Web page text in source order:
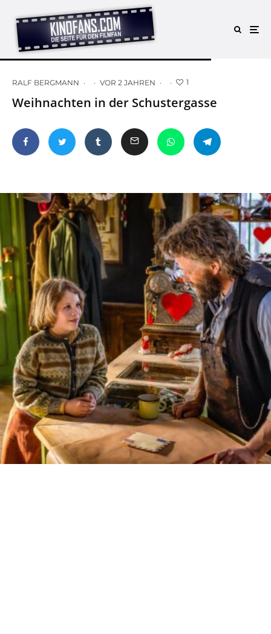
RALF BERGMANN · · VOR 2 JAHREN · · 1
Weihnachten in der Schustergasse